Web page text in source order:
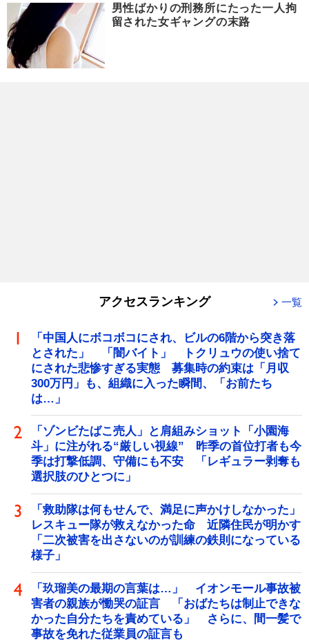
男性ばかりの刑務所にたった一人拘
留された女ギャングの末路
アクセスランキング 一覧
「中国人にボコボコにされ、ビルの6階から突き落
とされた」 「闇バイト」 トクリュウの使い捨て
にされた悲惨すぎる実態 募集時の約束は「月収
300万円」も、組織に入った瞬間、「お前たち
は…」
「ゾンビたばこ売人」と肩組みショット「小園海
斗」に注がれる“厳しい視線” 昨季の首位打者も今
季は打撃低調、守備にも不安 「レギュラー剥奪も
選択肢のひとつに」
「救助隊は何もせんで、満足に声かけしなかった」
レスキュー隊が救えなかった命 近隣住民が明かす
「二次被害を出さないのが訓練の鉄則になっている
様子」
「玖瑠美の最期の言葉は…」 イオンモール事故被
害者の親族が慟哭の証言 「おばたちは制止できな
かった自分たちを責めている」 さらに、間一髪で
事故を免れた従業員の証言も